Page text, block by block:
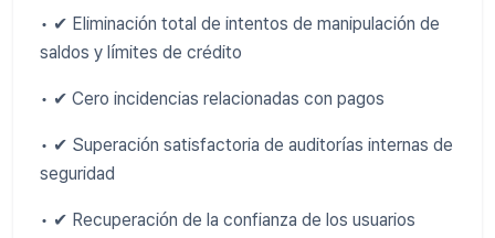
• ✔ Eliminación total de intentos de manipulación de
saldos y límites de crédito
• ✔ Cero incidencias relacionadas con pagos
• ✔ Superación satisfactoria de auditorías internas de
seguridad
• ✔ Recuperación de la confianza de los usuarios